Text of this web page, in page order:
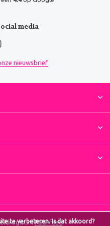
media
nieuwsbrief
RSS-feed
te verbeteren. Is dat akkoord?